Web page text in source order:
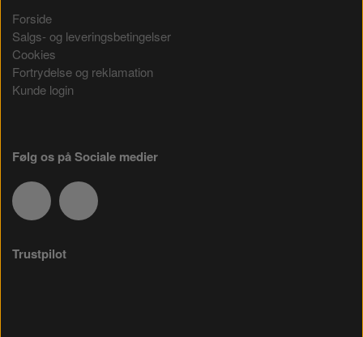
Forside
Salgs- og leveringsbetingelser
Cookies
Fortrydelse og reklamation
Kunde login
Følg os på Sociale medier
Trustpilot